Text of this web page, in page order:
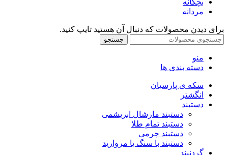
مردانه
برای دیدن محصولات که دنبال آن هستید تایپ کنید.
جستجو
منو
دسته بندی ها
سکه ی پارسیان
انگشتر
دستبند
دستبند مارشال ابریشمی
دستبند تمام طلا
دستبند چرمی
دستبند با سنگ یا مروارید
گردنبند